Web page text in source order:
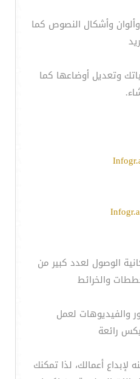
وأشكال النصوص كما
وتعديل أوضاعها كما
الوصول لعدد كبير من
والخرائط
والفيديوهات لعمل
رائعة
لإبداع أعمالك، لذا تمكنك